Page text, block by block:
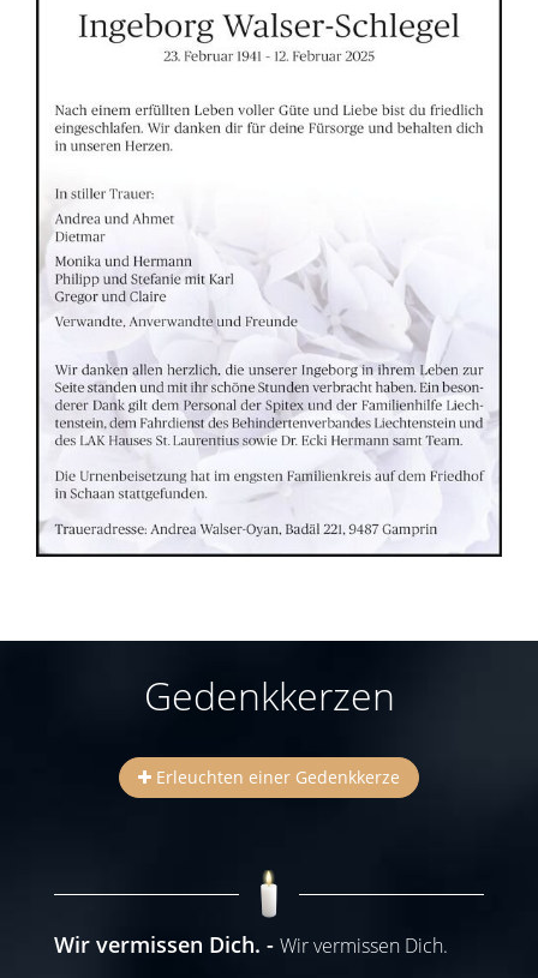
Gedenkkerzen
Erleuchten einer Gedenkkerze
Wir vermissen Dich. Wir vermissen Dich.